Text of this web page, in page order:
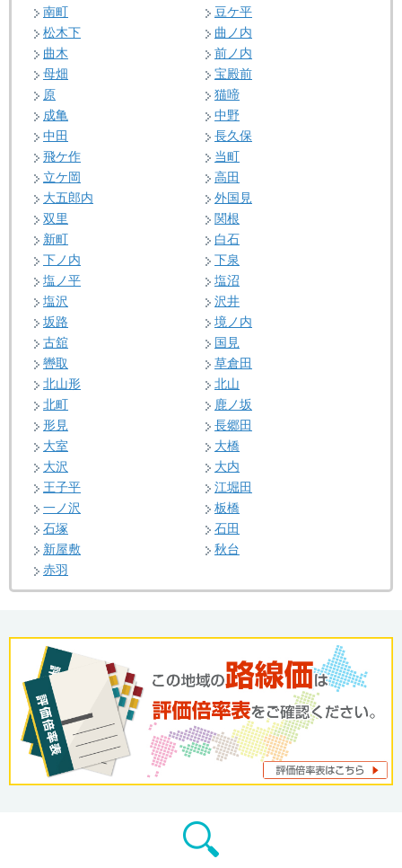
南町
豆ケ平
松木下
曲ノ内
曲木
前ノ内
母畑
宝殿前
原
猫啼
成亀
中野
中田
長久保
飛ケ作
当町
立ケ岡
高田
大五郎内
外国見
双里
関根
新町
白石
下ノ内
下泉
塩ノ平
塩沼
塩沢
沢井
坂路
境ノ内
古舘
国見
轡取
草倉田
北山形
北山
北町
鹿ノ坂
形見
長郷田
大室
大橋
大沢
大内
王子平
江堀田
一ノ沢
板橋
石塚
石田
新屋敷
秋台
赤羽